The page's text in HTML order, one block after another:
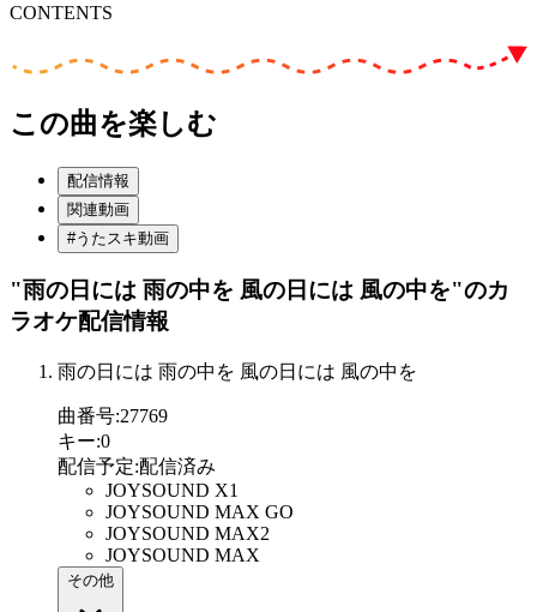
CONTENTS
この曲を楽しむ
配信情報
関連動画
#うたスキ動画
"雨の日には 雨の中を 風の日には 風の中を"のカ
ラオケ配信情報
雨の日には 雨の中を 風の日には 風の中を
曲番号:27769
キー:0
配信予定:配信済み
JOYSOUND X1
JOYSOUND MAX GO
JOYSOUND MAX2
JOYSOUND MAX
その他